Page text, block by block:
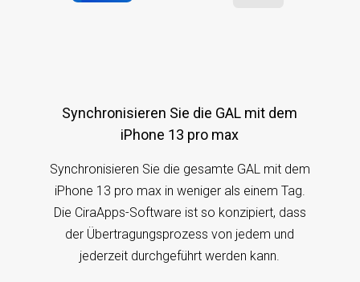
Synchronisieren Sie die GAL mit dem
iPhone 13 pro max
Synchronisieren Sie die gesamte GAL mit dem
iPhone 13 pro max in weniger als einem Tag.
Die CiraApps-Software ist so konzipiert, dass
der Übertragungsprozess von jedem und
jederzeit durchgeführt werden kann.